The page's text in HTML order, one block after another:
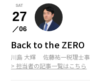
10 OCT Coming
11
12 DEC Coming
SAT
27
／06
Back to the ZERO
川島 大輝 佐藤祐一税理士
> 担当者の記事一覧はこちら